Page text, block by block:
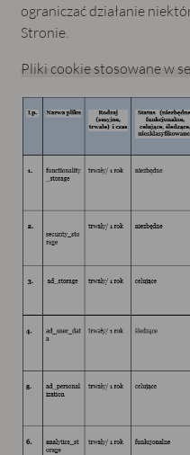
ograniczać działanie
Stronie.
Pliki cookie stosowane w